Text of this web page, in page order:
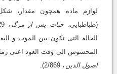
لوازم ماده همچون مقدار،
(طباطبایى، حیات پس از مرگ
الحالة التى تکون بین الموت و
المحسوس الى وقت العود اعنى
اصول الدین ، 2/869).